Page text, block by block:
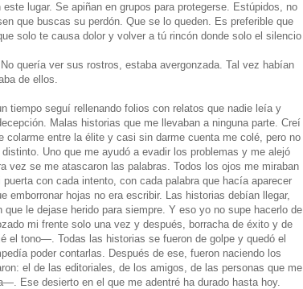
lugar. Se apiñan en grupos para protegerse. Estúpidos, no
que buscas su perdón. Que se lo queden. Es preferible que
solo te causa dolor y volver a tú rincón donde solo el silencio
quería ver sus rostros, estaba avergonzada. Tal vez habían
de ellos.
seguí rellenando folios con relatos que nadie leía y
Malas historias que me llevaban a ninguna parte. Creí
colarme entre la élite y casi sin darme cuenta me colé, pero no
Uno que me ayudó a evadir los problemas y me alejó
vez se me atascaron las palabras. Todos los ojos me miraban
con cada intento, con cada palabra que hacía aparecer
emborronar hojas no era escribir. Las historias debían llegar,
le dejase herido para siempre. Y eso yo no supe hacerlo de
mi frente solo una vez y después, borracha de éxito y de
el tono—. Todas las historias se fueron de golpe y quedó el
poder contarlas. Después de ese, fueron naciendo los
el de las editoriales, de los amigos, de las personas que me
Ese desierto en el que me adentré ha durado hasta hoy.